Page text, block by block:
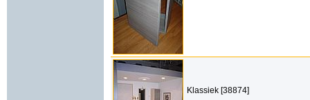
Klassiek [38874]